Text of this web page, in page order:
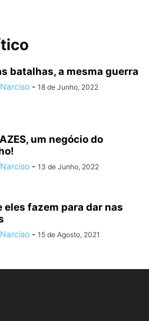
batalhas, a mesma guerra
- 18 de Junho, 2022
um negócio do
- 13 de Junho, 2022
eles fazem para dar nas
- 15 de Agosto, 2021